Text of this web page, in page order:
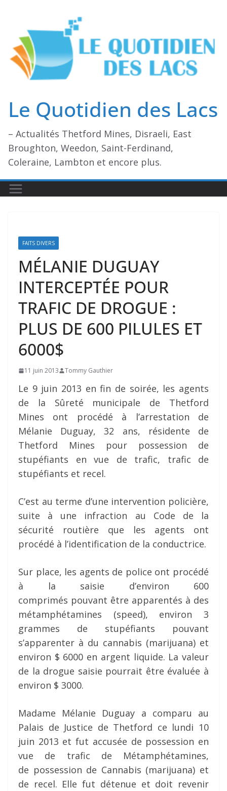
contenu
Le Quotidien des Lacs
– Actualités Thetford Mines, Disraeli, East
Broughton, Weedon, Saint-Ferdinand,
Coleraine, Lambton et encore plus.
FAITS DIVERS
MÉLANIE DUGUAY
INTERCEPTÉE POUR
TRAFIC DE DROGUE :
PLUS DE 600 PILULES ET
6000$
11 juin 2013 Tommy Gauthier
Le 9 juin 2013 en fin de soirée, les agents
de la Sûreté municipale de Thetford
Mines ont procédé à l’arrestation de
Mélanie Duguay, 32 ans, résidente de
Thetford Mines pour possession de
stupéfiants en vue de trafic, trafic de
stupéfiants et recel.
C’est au terme d’une intervention policière,
suite à une infraction au Code de la
sécurité routière que les agents ont
procédé à l’identification de la conductrice.
Sur place, les agents de police ont procédé
à la saisie d’environ 600
comprimés pouvant être apparentés à des
métamphétamines (speed), environ 3
grammes de stupéfiants pouvant
s’apparenter à du cannabis (marijuana) et
environ $ 6000 en argent liquide. La valeur
de la drogue saisie pourrait être évaluée à
environ $ 3000.
Madame Mélanie Duguay a comparu au
Palais de Justice de Thetford ce lundi 10
juin 2013 et fut accusée de possession en
vue de trafic de Métamphétamines,
de possession de Cannabis (marijuana) et
de recel. Elle fut détenue et doit revenir